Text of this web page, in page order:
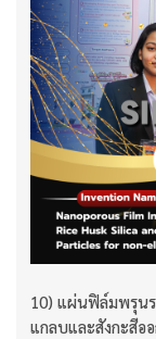
10) แผ่นฟิล์มพรุน
แกลบและสังกะสีอ